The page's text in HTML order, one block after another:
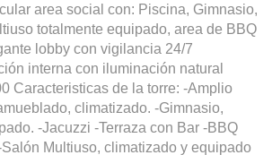
area social con: Piscina, Gimnasio,
totalmente equipado, area de BBQ
lobby con vigilancia 24/7
interna con iluminación natural
Caracteristicas de la torre: -Amplio
climatizado. -Gimnasio,
-Jacuzzi -Terraza con Bar -BBQ
Multiuso, climatizado y equipado